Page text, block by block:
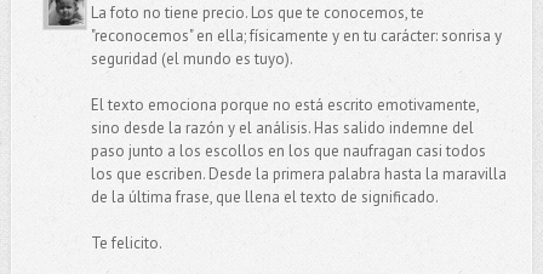
La foto no tiene precio. Los que te conocemos, te
"reconocemos" en ella; físicamente y en tu carácter: sonrisa y
seguridad (el mundo es tuyo).
El texto emociona porque no está escrito emotivamente,
sino desde la razón y el análisis. Has salido indemne del
paso junto a los escollos en los que naufragan casi todos
los que escriben. Desde la primera palabra hasta la maravilla
de la última frase, que llena el texto de significado.
Te felicito.